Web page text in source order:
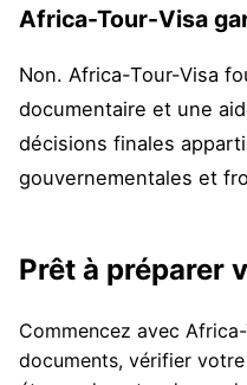
Africa-Tour-Visa
Non. Africa-Tour-Visa
documentaire et une
décisions finales
gouvernementales et
Prêt à préparer
Commencez avec
documents, vérifier